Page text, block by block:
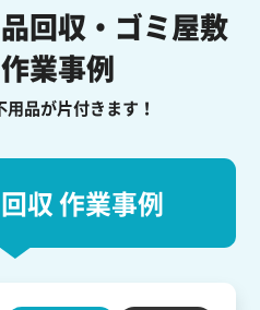
回収・ゴミ屋敷
業事例
品が片付きます！
収 作業事例